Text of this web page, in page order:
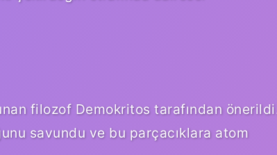
filozof Demokritos tarafından
savundu ve bu parçacıklara atom